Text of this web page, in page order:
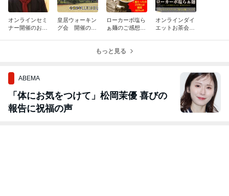
オンラインセミ
ナー開催のお知
皇居ウォーキン
グ会 開催のお
ローカーボ塩ら
ぁ麺のご感想を
オンラインダイ
エットお茶会は
もっと見る
ABEMA
「体にお気をつけて」松岡茉優 喜びの
報告に祝福の声